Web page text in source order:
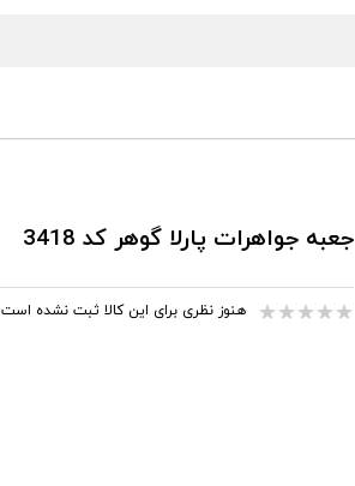
جعبه جواهرات پارلا گوهر کد 3418
هنوز نظری برای این کالا ثبت نشده است